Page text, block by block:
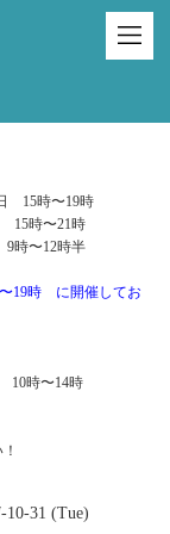
15時〜19時
時〜21時
時〜12時半
19時 に開催してお
時〜14時
10-31 (Tue)